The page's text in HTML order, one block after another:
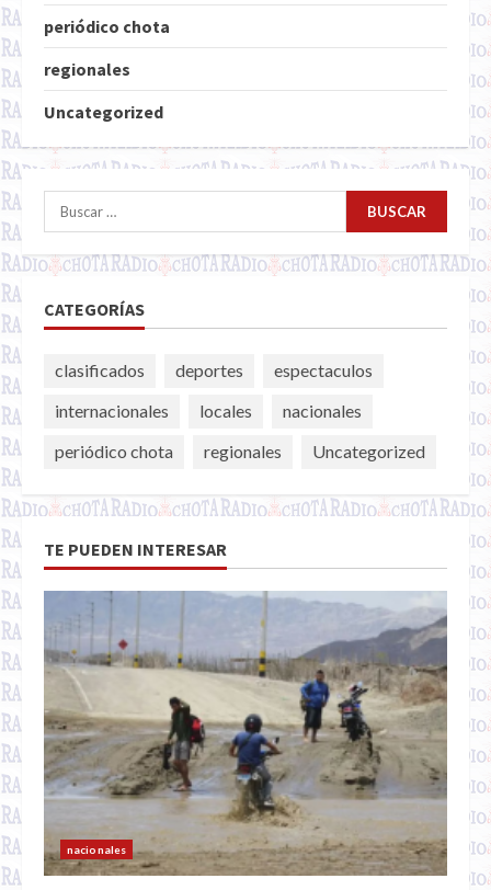
periódico chota
regionales
Uncategorized
Buscar:
CATEGORÍAS
clasificados deportes
espectaculos
internacionales
locales
nacionales
periódico chota
regionales Uncategorized
TE PUEDEN INTERESAR
nacionales